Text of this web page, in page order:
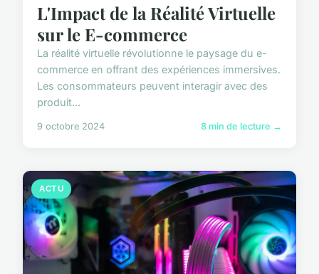
L'Impact de la Réalité Virtuelle
sur le E-commerce
La réalité virtuelle révolutionne le paysage du e-
commerce en offrant des expériences immersives.
Les consommateurs peuvent interagir avec des
produit...
9 octobre 2024 8 min de lecture →
ACTU